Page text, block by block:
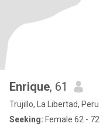
Enrique, 61
Trujillo, La Libertad, Peru
Seeking: Female 62 - 72